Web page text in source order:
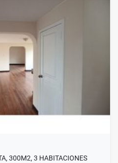
300M2, 3 HABITACIONES